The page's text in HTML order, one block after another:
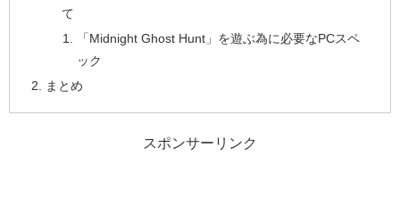
て
「Midnight Ghost Hunt」を遊ぶ為に必要なPCスペ
ック
まとめ
スポンサーリンク